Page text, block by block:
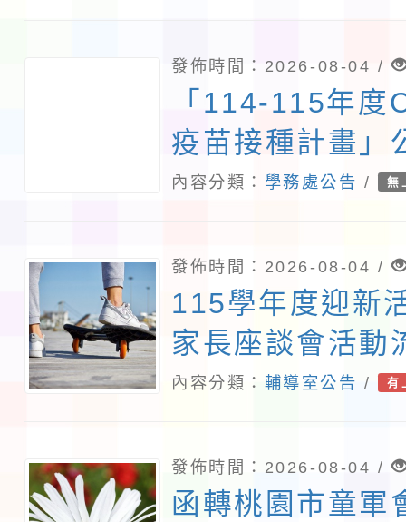
域)，申請變更
發佈時間：2026-08-04 /
「114-115年
疫苗接種計畫」
象擴大
內容分類： 學務處公告 / 無
發佈時間：2026-08-04 /
115學年度迎新
家長座談會活動
內容分類： 輔導室公告 / 有
發佈時間：2026-08-04 /
函轉桃園市童軍